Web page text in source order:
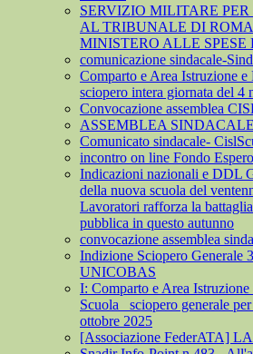
SERVIZIO MILITARE
AL TRIBUNALE DI
MINISTERO ALLE
comunicazione sindacale-
Comparto e Area Istruzione e
sciopero intera giornata del 4
Convocazione assemblea
ASSEMBLEA
Comunicato sindacale-
incontro on line Fondo
Indicazioni nazionali e DDL
della nuova scuola del
Lavoratori rafforza la
pubblica in questo autunno
convocazione assemblea
Indizione Sciopero Generale
UNICOBAS
I: Comparto e Area Istruzione
Scuola_ sciopero generale
ottobre 2025
[Associazione FederATA]